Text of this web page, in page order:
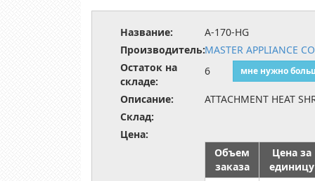
Название:
A-170-HG
Производитель:MASTER APPLIANCE CO
Остаток на
складе:
6 мне нужно
Описание:
ATTACHMENT HEAT
Склад:
Цена:
Объем
заказа
Цена за
единицу